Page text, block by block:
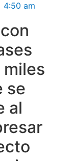
4:50 am
se
al